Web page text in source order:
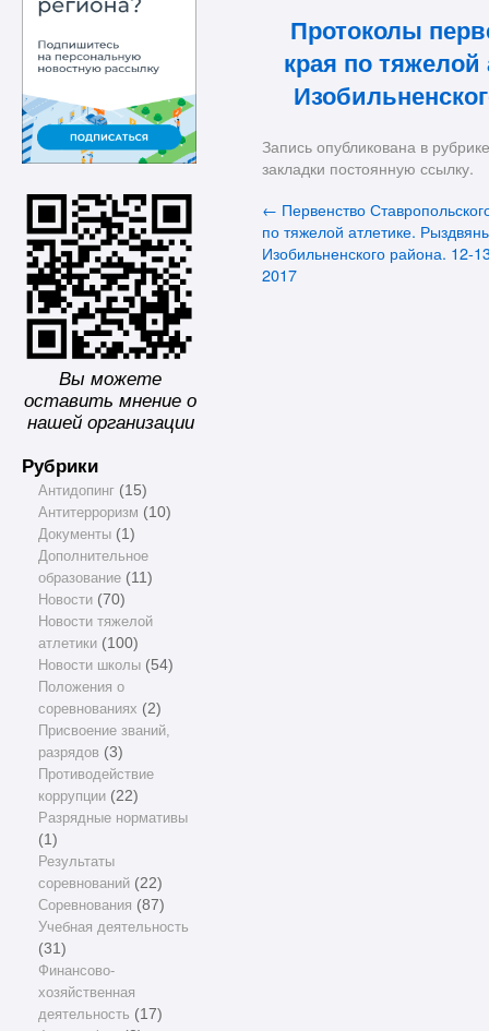
Вы можете
оставить мнение о
нашей организации
Рубрики
Антидопинг(15)
Антитерроризм (10)
Документы(1)
Дополнительное
образование(11)
Новости(70)
Новости тяжелой
атлетики(100)
Новости школы(54)
Положения о
соревнованиях (2)
Присвоение званий,
разрядов (3)
Противодействие
коррупции(22)
Разрядные нормативы
(1)
Результаты
соревнований(22)
Соревнования (87)
Учебная деятельность
(31)
Финансово-
хозяйственная
деятельность (17)
Протоколы
края по
Запись опубликована в
закладки постоянную ссылку.
← Первенство
по тяжелой атлетике.
Изобильненского района. 12-
2017